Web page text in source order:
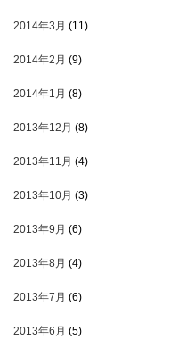
2014年3月 (11)
2014年2月 (9)
2014年1月 (8)
2013年12月 (8)
2013年11月 (4)
2013年10月 (3)
2013年9月 (6)
2013年8月 (4)
2013年7月 (6)
2013年6月 (5)